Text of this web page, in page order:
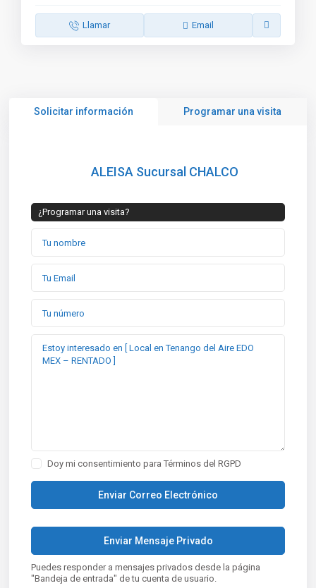
Llamar Email
Solicitar información Programar una visita
ALEISA Sucursal CHALCO
¿Programar una visita?
Doy mi consentimiento paraTérminos del RGPD
Puedes responder a mensajes privados desde la página
"Bandeja de entrada" de tu cuenta de usuario.